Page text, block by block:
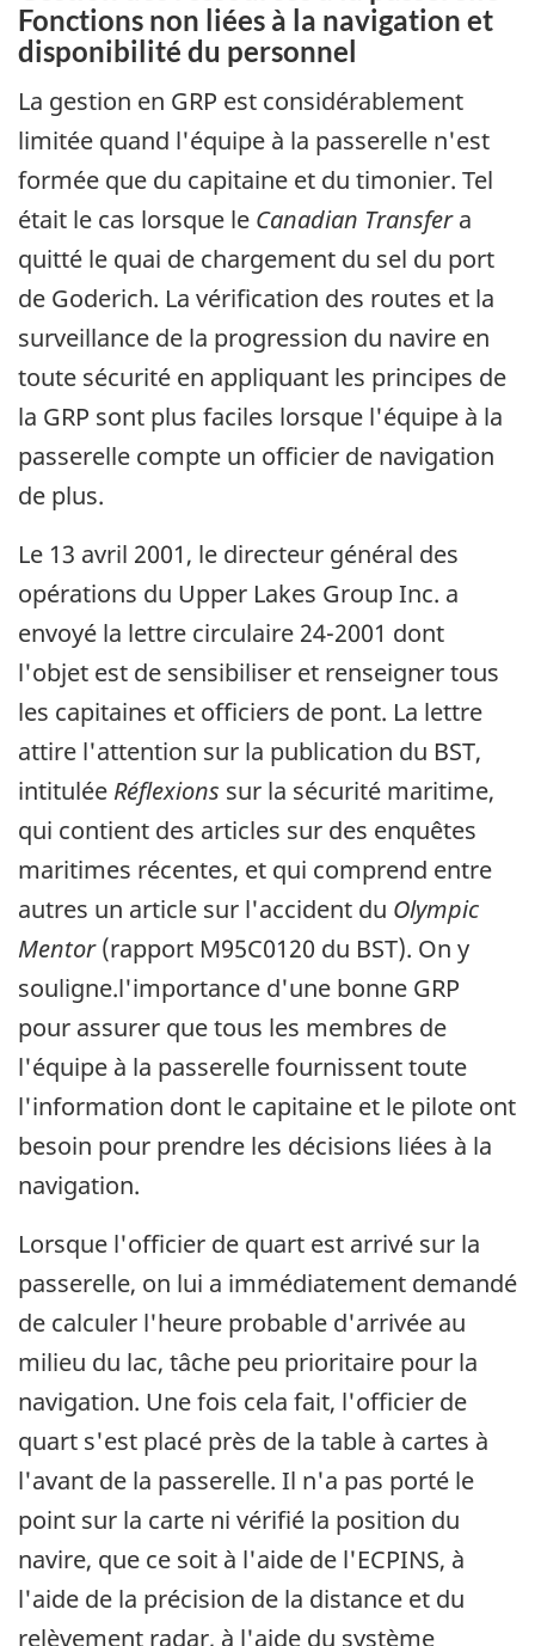
Fonctions non liées à la navigation et
disponibilité du personnel
La gestion en GRP est considérablement
limitée quand l'équipe à la passerelle n'est
formée que du capitaine et du timonier. Tel
était le cas lorsque le Canadian Transfera
quitté le quai de chargement du sel du port
de Goderich. La vérification des routes et la
surveillance de la progression du navire en
toute sécurité en appliquant les principes de
la GRP sont plus faciles lorsque l'équipe à la
passerelle compte un officier de navigation
de plus.
Le 13 avril 2001, le directeur général des
opérations du Upper Lakes Group Inc. a
envoyé la lettre circulaire 24-2001 dont
l'objet est de sensibiliser et renseigner tous
les capitaines et officiers de pont. La lettre
attire l'attention sur la publication du BST,
intitulée Réflexions sur la sécurité maritime,
qui contient des articles sur des enquêtes
maritimes récentes, et qui comprend entre
autres un article sur l'accident du Olympic
Mentor(rapport M95C0120 du BST). On y
souligne.l'importance d'une bonne GRP
pour assurer que tous les membres de
l'équipe à la passerelle fournissent toute
l'information dont le capitaine et le pilote ont
besoin pour prendre les décisions liées à la
navigation.
Lorsque l'officier de quart est arrivé sur la
passerelle, on lui a immédiatement demandé
de calculer l'heure probable d'arrivée au
milieu du lac, tâche peu prioritaire pour la
navigation. Une fois cela fait, l'officier de
quart s'est placé près de la table à cartes à
l'avant de la passerelle. Il n'a pas porté le
point sur la carte ni vérifié la position du
navire, que ce soit à l'aide de l'ECPINS, à
l'aide de la précision de la distance et du
relèvement radar, à l'aide du système